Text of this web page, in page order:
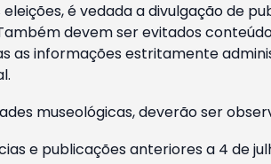
é vedada a divulgação de
devem ser evitados
as informações estritamente
museológicas, deverão ser
e publicações anteriores a 4 de